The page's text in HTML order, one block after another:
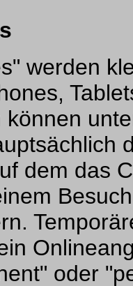
werden
können
dem das
oder